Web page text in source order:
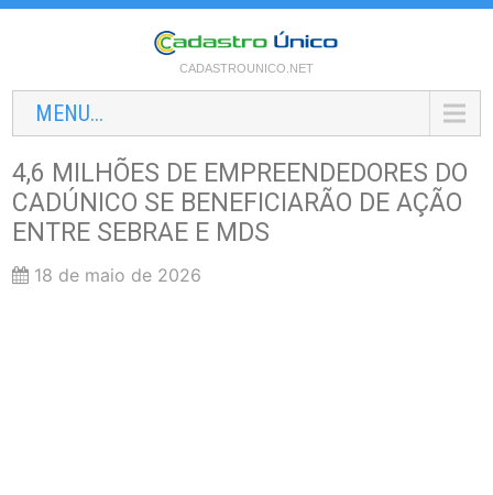
CADASTROUNICO.NET
MENU...
4,6 MILHÕES DE EMPREENDEDORES DO
CADÚNICO SE BENEFICIARÃO DE AÇÃO
ENTRE SEBRAE E MDS
18 de maio de 2026